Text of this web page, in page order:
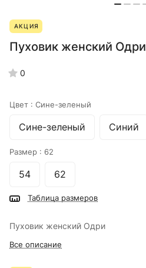
АКЦИЯ
Пуховик женский Одри
0
Цвет : Сине-зеленый
Сине-зеленый Синий
Размер : 62
54 62
Таблица размеров
Пуховик женский Одри
Все описание